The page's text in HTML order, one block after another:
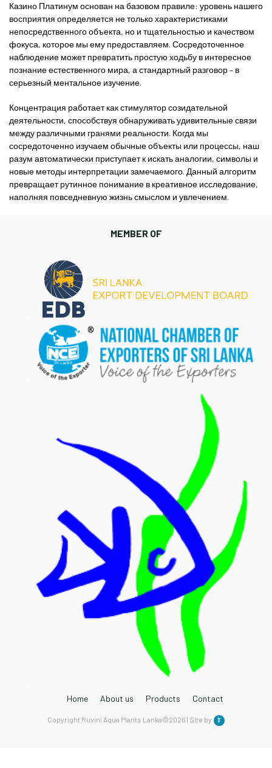
Казино Платинум основан на базовом правиле: уровень нашего
восприятия определяется не только характеристиками
непосредственного объекта, но и тщательностью и качеством
фокуса, которое мы ему предоставляем. Сосредоточенное
наблюдение может превратить простую ходьбу в интересное
познание естественного мира, а стандартный разговор – в
серьезный ментальное изучение.
Концентрация работает как стимулятор созидательной
деятельности, способствуя обнаруживать удивительные связи
между различными гранями реальности. Когда мы
сосредоточенно изучаем обычные объекты или процессы, наш
разум автоматически приступает к искать аналогии, символы и
новые методы интерпретации замечаемого. Данный алгоритм
превращает рутинное понимание в креативное исследование,
наполняя повседневную жизнь смыслом и увлечением.
MEMBER OF
Home About us Products Contact
Copyright Ruvini Aqua Plants Lanka©2026 | Site by tr